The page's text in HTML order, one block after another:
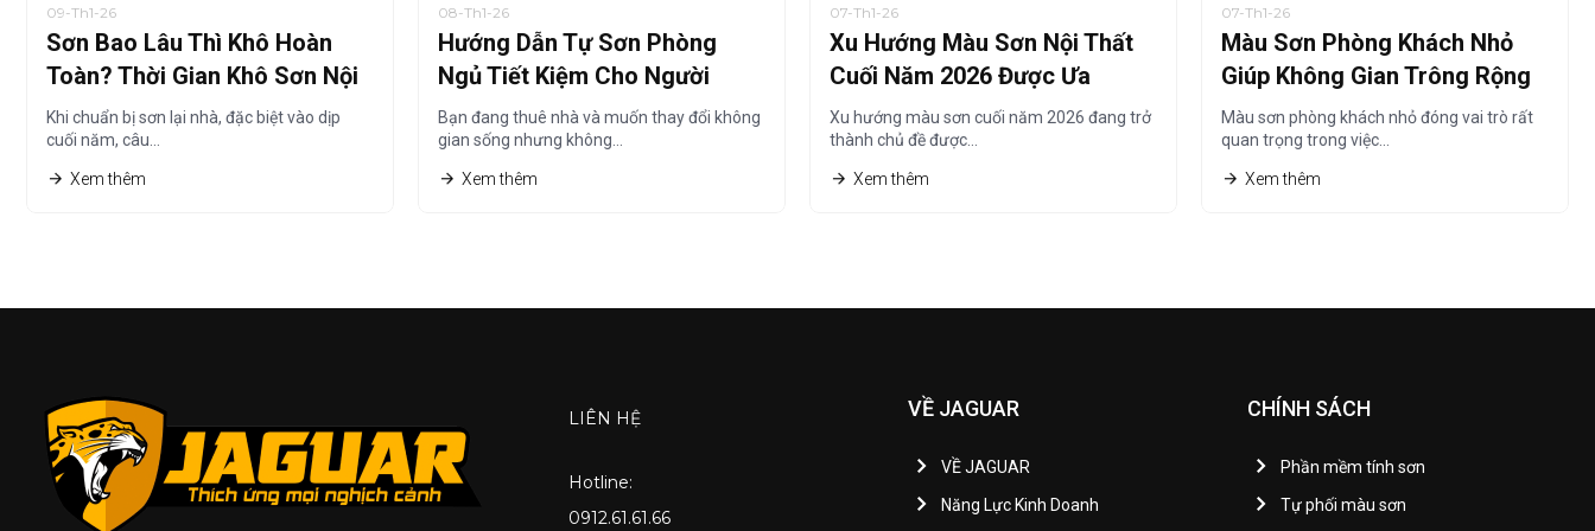
09-Th1-26
Sơn Bao Lâu Thì Khô Hoàn
Toàn? Thời Gian Khô Sơn Nội
Thất Chi Tiết Nhất
Khi chuẩn bị sơn lại nhà, đặc biệt vào dịp
cuối năm, câu…
Xem thêm
08-Th1-26
Hướng Dẫn Tự Sơn Phòng
Ngủ Tiết Kiệm Cho Người
Thuê Nhà
Bạn đang thuê nhà và muốn thay đổi không
gian sống nhưng không…
Xem thêm
07-Th1-26
Xu Hướng Màu Sơn Nội Thất
Cuối Năm 2026 Được Ưa
Chuộng Nhất
Xu hướng màu sơn cuối năm 2026 đang trở
thành chủ đề được…
Xem thêm
07-Th1-26
Màu Sơn Phòng Khách Nhỏ
Giúp Không Gian Trông Rộng
Hơn Năm 2026
Màu sơn phòng khách nhỏ đóng vai trò rất
quan trọng trong việc…
Xem thêm
LIÊN HỆ
Hotline:
0912.61.61.66
VỀ JAGUAR
VỀ JAGUAR
Năng Lực Kinh Doanh
CHÍNH SÁCH
Phần mềm tính sơn
Tự phối màu sơn